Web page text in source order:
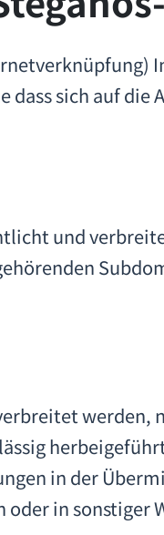
dass sich auf
und
werden,
in der
in sonstiger